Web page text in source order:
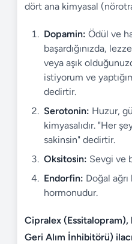
dört ana kimyasal
Dopamin: Ödül ve
başardığınızda,
veya aşık
istiyorum ve
dedirtir.
Serotonin: Huzur,
kimyasalıdır. "Her
sakinsin" dedirtir.
Oksitosin: Sevgi ve
Endorfin: Doğal
hormonudur.
Cipralex
Geri Alım İnhibitörü)